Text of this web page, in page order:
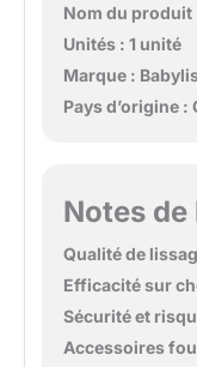
Nom du produit
Unités : 1 unité
Marque :
Pays d’origine :
Notes
Qualité de
Efficacité sur
Sécurité et
Accessoires